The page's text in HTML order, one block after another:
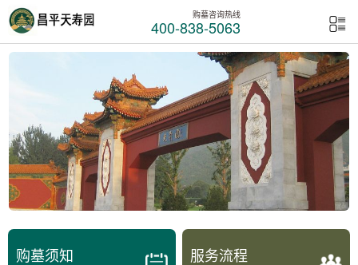
购墓咨询热线
400-838-5063
购墓须知 服务流程